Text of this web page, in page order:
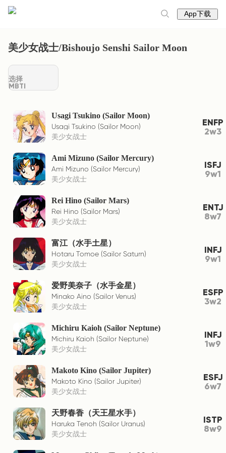
App下载
美少女战士/Bishoujo Senshi Sailor Moon
选择
MBTI
Usagi Tsukino (Sailor Moon)
Usagi Tsukino (Sailor Moon)
美少女战士
ENFP
2w3
Ami Mizuno (Sailor Mercury)
Ami Mizuno (Sailor Mercury)
美少女战士
ISFJ
9w1
Rei Hino (Sailor Mars)
Rei Hino (Sailor Mars)
美少女战士
ENTJ
8w7
富江（水手土星）
Hotaru Tomoe (Sailor Saturn)
美少女战士
INFJ
9w1
爱野美奈子（水手金星）
Minako Aino (Sailor Venus)
美少女战士
ESFP
3w2
Michiru Kaioh (Sailor Neptune)
Michiru Kaioh (Sailor Neptune)
美少女战士
INFJ
1w9
Makoto Kino (Sailor Jupiter)
Makoto Kino (Sailor Jupiter)
美少女战士
ESFJ
6w7
天野春香（天王星水手）
Haruka Tenoh (Sailor Uranus)
美少女战士
ISTP
8w9